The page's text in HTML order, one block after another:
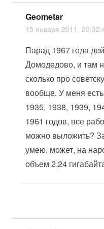
Geometar
15 января 2011,
Парад 1967 года
Домодедово, и там
сколько про
вообще. У меня
1935, 1938, 1939,
1961 годов, все
можно выложить?
умею, может, на
объем 2,24